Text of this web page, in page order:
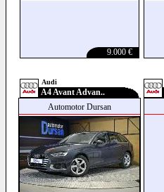
9.000 €
Audi
A4 Avant Advan..
Automotor Dursan